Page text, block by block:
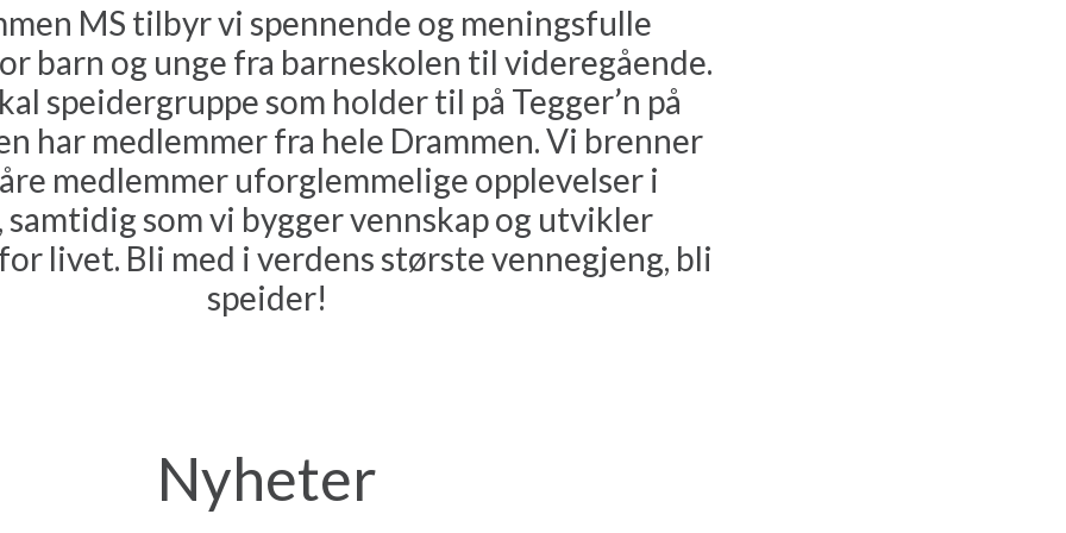
MS tilbyr vi spennende og meningsfulle
barn og unge fra barneskolen til videregående.
speidergruppe som holder til på Tegger’n på
har medlemmer fra hele Drammen. Vi brenner
medlemmer uforglemmelige opplevelser i
samtidig som vi bygger vennskap og utvikler
livet. Bli med i verdens største vennegjeng, bli
speider!
Nyheter